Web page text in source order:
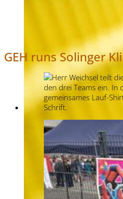
GEH runs Solinger